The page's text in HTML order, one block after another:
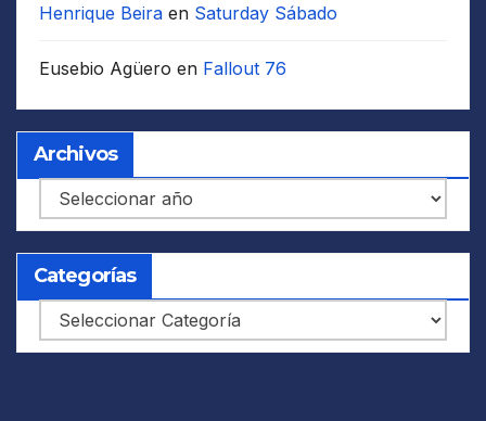
Henrique Beira en Saturday Sábado
Eusebio Agüero en Fallout 76
Archivos
Archivos
Categorías
Categorías